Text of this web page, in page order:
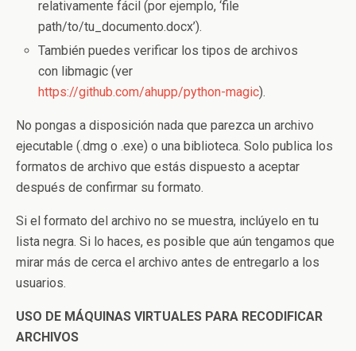
relativamente fácil (por ejemplo, ‘file
path/to/tu_documento.docx’).
También puedes verificar los tipos de archivos
con libmagic (ver
https://github.com/ahupp/python-magic).
No pongas a disposición nada que parezca un archivo
ejecutable (.dmg o .exe) o una biblioteca. Solo publica los
formatos de archivo que estás dispuesto a aceptar
después de confirmar su formato.
Si el formato del archivo no se muestra, inclúyelo en tu
lista negra. Si lo haces, es posible que aún tengamos que
mirar más de cerca el archivo antes de entregarlo a los
usuarios.
USO DE MÁQUINAS VIRTUALES PARA RECODIFICAR
ARCHIVOS